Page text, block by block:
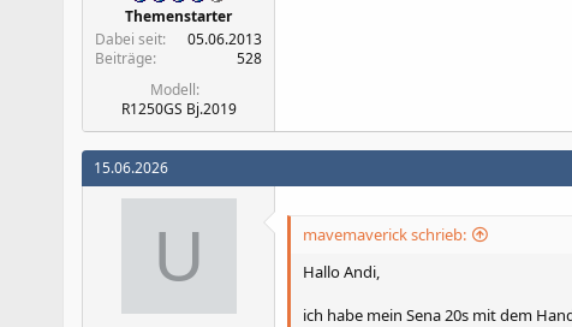
Themenstarter
Dabei seit
05.06.2013
Beiträge
528
Modell
R1250GS Bj.2019
15.06.2026
U
mavemaverick schrieb:
Hallo Andi,
ich habe mein Sena 20s mit dem